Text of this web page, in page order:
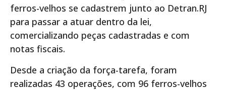
ferros-velhos se cadastrem junto ao Detran.RJ
para passar a atuar dentro da lei,
comercializando peças cadastradas e com
notas fiscais.
Desde a criação da força-tarefa, foram
realizadas 43 operações, com 96 ferros-velhos